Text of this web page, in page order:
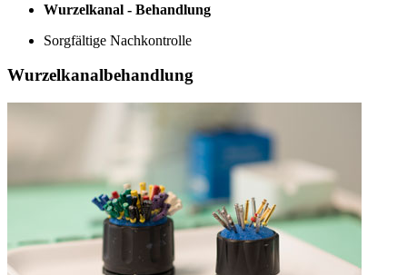
Wurzelkanal - Behandlung
Sorgfältige Nachkontrolle
Wurzelkanalbehandlung